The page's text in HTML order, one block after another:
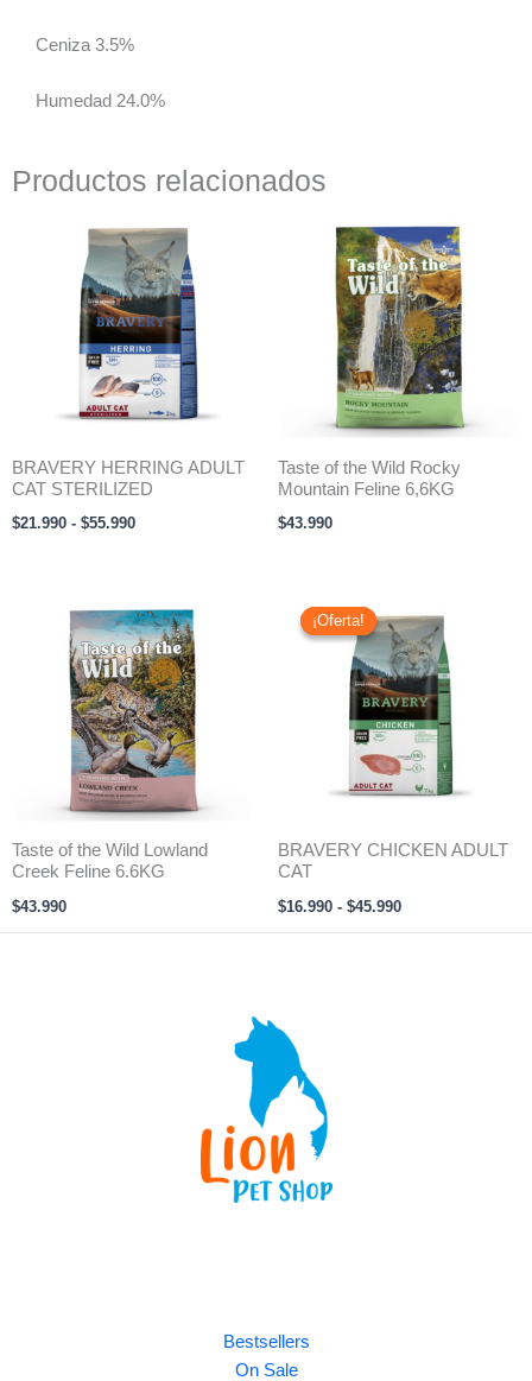
Ceniza 3.5%
Humedad 24.0%
Productos relacionados
BRAVERY HERRING ADULT
CAT STERILIZED
$21.990 - $55.990
de
precios:
desde
$21.990
hasta
$55.990
Taste of the Wild Rocky
Mountain Feline 6,6KG
$43.990
Taste of the Wild Lowland
Creek Feline 6.6KG
$43.990
¡Oferta!
¡Oferta!
BRAVERY CHICKEN ADULT
CAT
$16.990 - $45.990
de
precios:
desde
$16.990
hasta
$45.990
Bestsellers
On Sale